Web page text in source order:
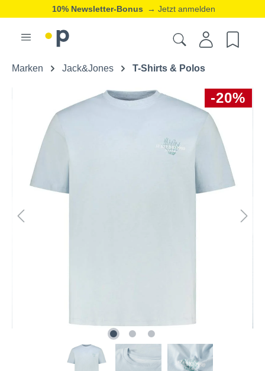
10% Newsletter-Bonus → Jetzt anmelden
Marken Jack&Jones T-Shirts & Polos
-20%